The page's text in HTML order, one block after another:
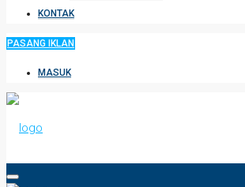
KONTAK
PASANG IKLAN
MASUK